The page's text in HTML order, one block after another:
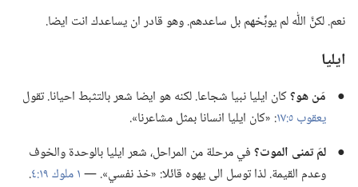
نعم.‏ لكنَّ اللّٰه لم يوبِّخهم بل ساعدهم.‏ وهو قادر ان يساعدك انت ايضا.‏
ايليا
● مَن هو؟‏كان ايليا نبيا شجاعا.‏ لكنه هو ايضا شعر بالتثبط احيانا.‏ تقول
يعقوب ٥:‏١٧
‏:‏ «كان ايليا انسانا بمثل مشاعرنا».‏
● لمَ تمنى الموت؟‏في مرحلة من المراحل،‏ شعر ايليا بالوحدة والخوف
وعدم القيمة.‏ لذا توسل الى يهوه قائلا:‏ «خذ نفسي».‏ —‏١ ملوك ١٩:‏٤
‏.‏